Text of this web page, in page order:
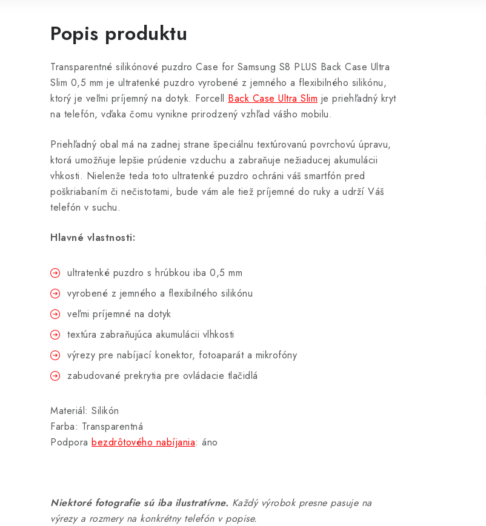
Popis produktu
Transparentné silikónové puzdro Case for Samsung S8 PLUS Back Case Ultra
Slim 0,5 mm je ultratenké puzdro vyrobené z jemného a flexibilného silikónu,
ktorý je veľmi príjemný na dotyk. Forcell Back Case Ultra Slim je priehľadný kryt
na telefón, vďaka čomu vynikne prirodzený vzhľad vášho mobilu.
Priehľadný obal má na zadnej strane špeciálnu textúrovanú povrchovú úpravu,
ktorá umožňuje lepšie prúdenie vzduchu a zabraňuje nežiaducej akumulácii
vhkosti. Nielenže teda toto ultratenké puzdro ochráni váš smartfón pred
poškriabaním či nečistotami, bude vám ale tiež príjemné do ruky a udrží Váš
telefón v suchu.
Hlavné vlastnosti:
ultratenké puzdro s hrúbkou iba 0,5 mm
vyrobené z jemného a flexibilného silikónu
veľmi príjemné na dotyk
textúra zabraňujúca akumulácii vlhkosti
výrezy pre nabíjací konektor, fotoaparát a mikrofóny
zabudované prekrytia pre ovládacie tlačidlá
Materiál: Silikón
Farba: Transparentná
Podpora bezdrôtového nabíjania: áno
Niektoré fotografie sú iba ilustratívne. Každý výrobok presne pasuje na
výrezy a rozmery na konkrétny telefón v popise.